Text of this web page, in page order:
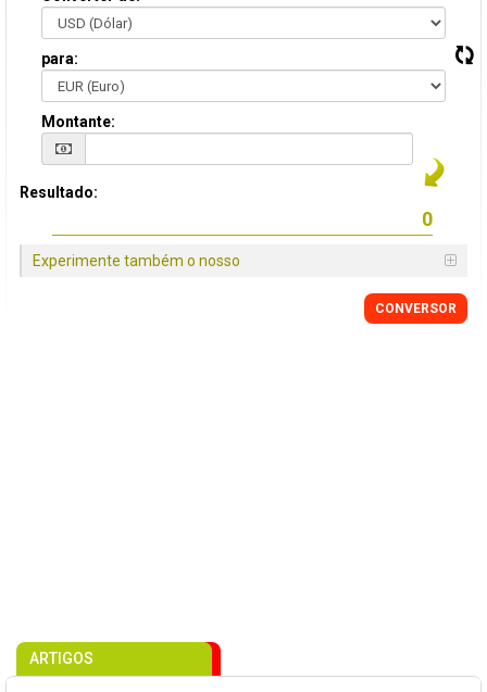
para:
Montante:
Resultado:
Experimente também o nosso
CONVERSOR
ARTIGOS